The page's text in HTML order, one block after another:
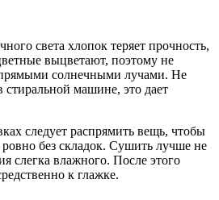
света хлопок теряет прочность,
выцветают, поэтому не
солнечными лучами. Не
машине, это дает
следует распрямить вещь, чтобы
без складок. Сушить лучше не
слегка влажного. После этого
к глажке.